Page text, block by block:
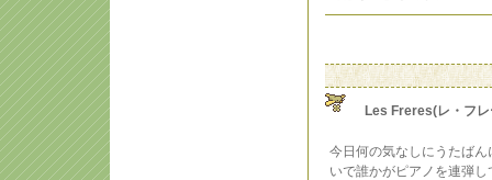
Les Freres(レ・フ
今日何の気なしにうたば
いで誰かがピアノを連弾